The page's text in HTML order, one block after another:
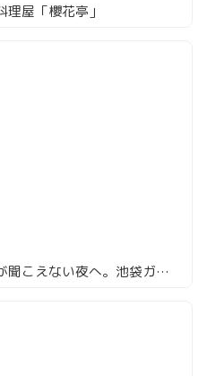
屋「櫻花亭」
【2026年7月更新】日本語が聞こえない夜へ。池袋ガチ中華の名店7選